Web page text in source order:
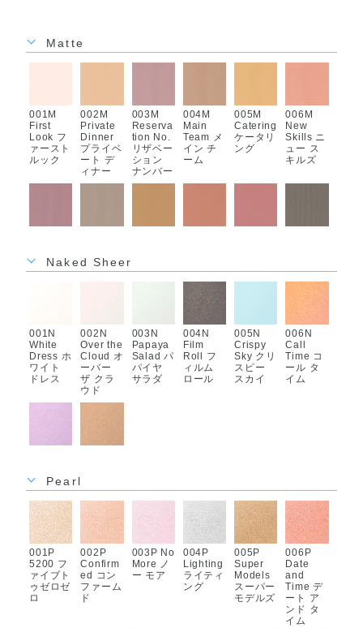
Matte
001M
First
Look フ
ァースト
ルック
002M
Private
Dinner
プライベ
ート デ
ィナー
003M
Reserva
tion No.
リザベー
ション
ナンバー
004M
Main
Team メ
イン チ
ーム
005M
Catering
ケータリ
ング
006M
New
Skills ニ
ュー ス
キルズ
ファイン
ダー
Shootin
g フォト
オン ロ
セイム
スクール
ヘア ア
ンド メ
ック テ
スト
013M
Apple
プル ボ
014M
Stuck in
Traffic
スタック
ラフィッ
015M
Small
016M
Name
Naked Sheer
001N
White
Dress ホ
ワイト
ドレス
002N
Over the
Cloud オ
ーバー
ザ クラ
ウド
003N
Papaya
Salad パ
パイヤ
サラダ
004N
Film
Roll フ
ィルム
ロール
005N
Crispy
Sky クリ
スピー
スカイ
006N
Call
Time コ
ール タ
イム
Break ラ
ンチ ブ
レイク
ーチング
Pearl
001P
5200 フ
ァイブト
ゥゼロゼ
ロ
002P
Confirm
ed コン
ファーム
ド
003P No
More ノ
ー モア
004P
Lighting
ライティ
ング
005P
Super
Models
スーパー
モデルズ
006P
Date
and
Time デ
ート ア
ンド タ
イム